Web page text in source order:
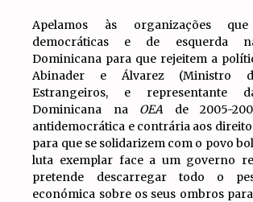
Apelamos às organizações
democráticas e de esquerda
Dominicana para que rejeitem a
Abinader e Álvarez (Ministro
Estrangeiros, e representante
Dominicana na OEA de 2005-
antidemocrática e contrária aos
para que se solidarizem com o povo
luta exemplar face a um governo
pretende descarregar todo o
económica sobre os seus ombros